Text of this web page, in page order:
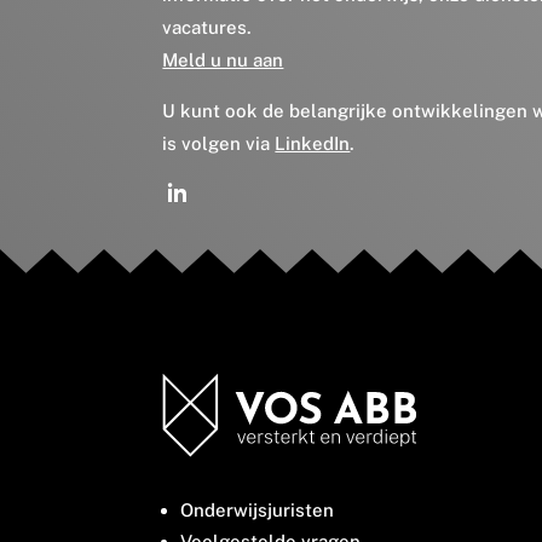
vacatures.
Meld u nu aan
U kunt ook de belangrijke ontwikkelingen
is volgen via LinkedIn.
Onderwijsjuristen